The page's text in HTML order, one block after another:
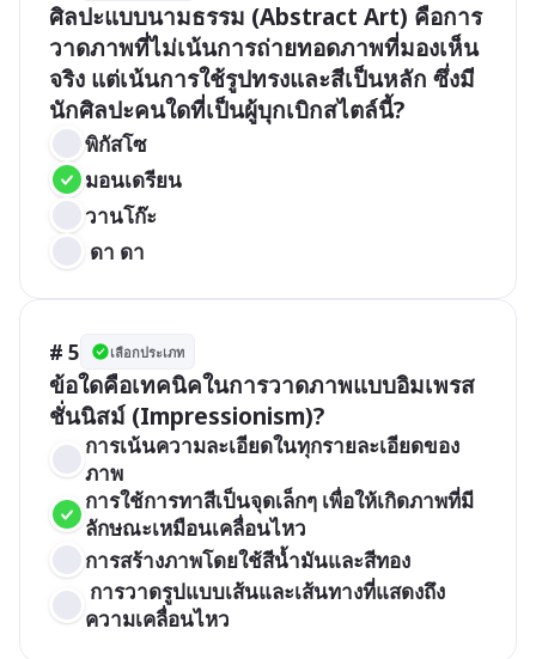
ศิลปะแบบนามธรรม (Abstract Art) คือการ
วาดภาพที่ไม่เน้นการถ่ายทอดภาพที่มองเห็น
จริง แต่เน้นการใช้รูปทรงและสีเป็นหลัก ซึ่งมี
นักศิลปะคนใดที่เป็นผู้บุกเบิกสไตล์นี้?
พิกัสโซ
มอนเดรียน
วานโก๊ะ
ดา ดา
# 5 เลือกประเภท
ข้อใดคือเทคนิคในการวาดภาพแบบอิมเพรส
ชั่นนิสม์ (Impressionism)?
การเน้นความละเอียดในทุกรายละเอียดของ
ภาพ
การใช้การทาสีเป็นจุดเล็กๆ เพื่อให้เกิดภาพที่มี
ลักษณะเหมือนเคลื่อนไหว
การสร้างภาพโดยใช้สีน้ำมันและสีทอง
ความเคลื่อนไหว